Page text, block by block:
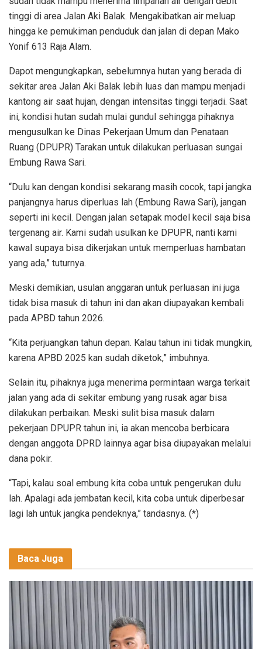
tinggi di area Jalan Aki Balak. Mengakibatkan air meluap
hingga ke pemukiman penduduk dan jalan di depan Mako
Yonif 613 Raja Alam.
Dapot mengungkapkan, sebelumnya hutan yang berada di
sekitar area Jalan Aki Balak lebih luas dan mampu menjadi
kantong air saat hujan, dengan intensitas tinggi terjadi. Saat
ini, kondisi hutan sudah mulai gundul sehingga pihaknya
mengusulkan ke Dinas Pekerjaan Umum dan Penataan
Ruang (DPUPR) Tarakan untuk dilakukan perluasan sungai
Embung Rawa Sari.
“Dulu kan dengan kondisi sekarang masih cocok, tapi jangka
panjangnya harus diperluas lah (Embung Rawa Sari), jangan
seperti ini kecil. Dengan jalan setapak model kecil saja bisa
tergenang air. Kami sudah usulkan ke DPUPR, nanti kami
kawal supaya bisa dikerjakan untuk memperluas hambatan
yang ada,” tuturnya.
Meski demikian, usulan anggaran untuk perluasan ini juga
tidak bisa masuk di tahun ini dan akan diupayakan kembali
pada APBD tahun 2026.
“Kita perjuangkan tahun depan. Kalau tahun ini tidak mungkin,
karena APBD 2025 kan sudah diketok,” imbuhnya.
Selain itu, pihaknya juga menerima permintaan warga terkait
jalan yang ada di sekitar embung yang rusak agar bisa
dilakukan perbaikan. Meski sulit bisa masuk dalam
pekerjaan DPUPR tahun ini, ia akan mencoba berbicara
dengan anggota DPRD lainnya agar bisa diupayakan melalui
dana pokir.
“Tapi, kalau soal embung kita coba untuk pengerukan dulu
lah. Apalagi ada jembatan kecil, kita coba untuk diperbesar
lagi lah untuk jangka pendeknya,” tandasnya. (*)
Baca Juga